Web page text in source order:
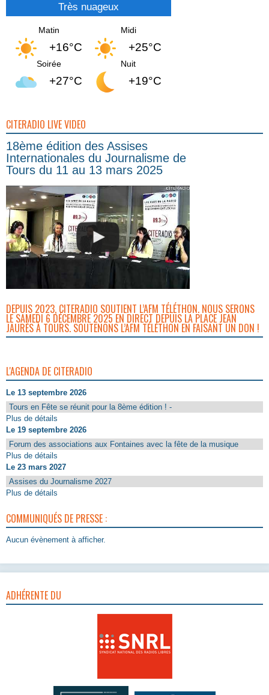
Très nuageux
Matin
+16°C
Midi
+25°C
Soirée
+27°C
Nuit
+19°C
CITERADIO LIVE VIDEO
18ème édition des Assises
Internationales du Journalisme de
Tours du 11 au 13 mars 2025
DEPUIS 2023, CITERADIO SOUTIENT L’AFM TÉLÉTHON. NOUS SERONS
LE SAMEDI 6 DÉCEMBRE 2025 EN DIRECT DEPUIS LA PLACE JEAN
JAURÈS À TOURS. SOUTENONS L’AFM TÉLÉTHON EN FAISANT UN DON !
L'AGENDA DE CITERADIO
Le 13 septembre 2026
Tours en Fête se réunit pour la 8ème édition ! -
Plus de détails
Le 19 septembre 2026
Forum des associations aux Fontaines avec la fête de la musique
Plus de détails
Le 23 mars 2027
Assises du Journalisme 2027
Plus de détails
COMMUNIQUÉS DE PRESSE :
Aucun évènement à afficher.
ADHÉRENTE DU